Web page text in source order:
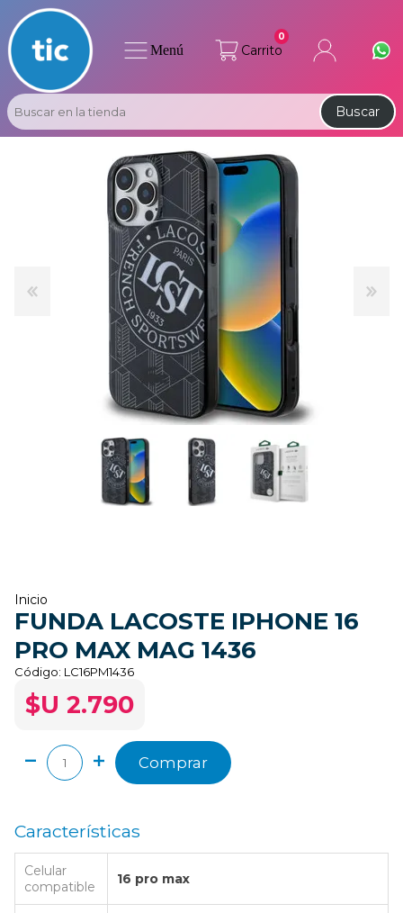
Carrito
0
Buscar
Menú
Inicio
FUNDA LACOSTE IPHONE 16
PRO MAX MAG 1436
Código: LC16PM1436
$U 2.790
Comprar
Características
Celular
compatible
16 pro max